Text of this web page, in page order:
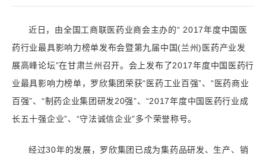
近日，由全国工商联医药业商会主办的“ 2017年度中国医
药行业最具影响力榜单发布会暨第九届中国(兰州)医药产业发
展高峰论坛”在甘肃兰州召开。会上发布了2017年度中国医药行
业最具影响力榜单，罗欣集团荣获“医药工业百强”、“医药商业
百强”、“制药企业集团研发20强”、“2017年度中国医药行业成
长五十强企业”、“守法诚信企业”多个荣誉称号。
经过30年的发展，罗欣集团已成为集药品研发、生产、销